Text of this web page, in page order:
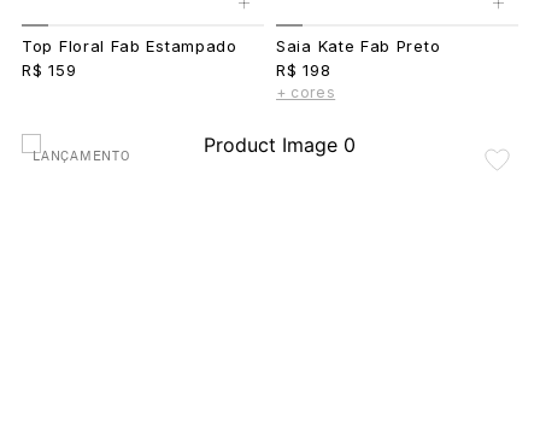
Top Floral Fab Estampado
R$ 159
Saia Kate Fab Preto
R$ 198
+ cores
LANÇAMENTO